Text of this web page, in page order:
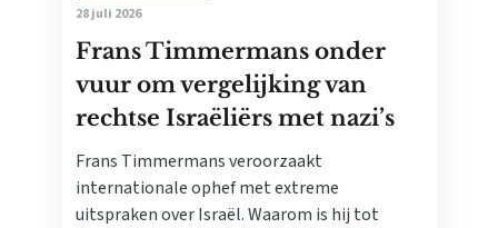
28 juli 2026
Frans Timmermans onder
vuur om vergelijking van
rechtse Israëliërs met nazi’s
Frans Timmermans veroorzaakt
internationale ophef met extreme
uitspraken over Israël. Waarom is hij tot